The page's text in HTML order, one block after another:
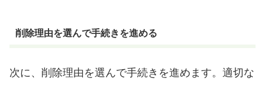
削除理由を選んで手続きを進める
次に、削除理由を選んで手続きを進めます。適切な